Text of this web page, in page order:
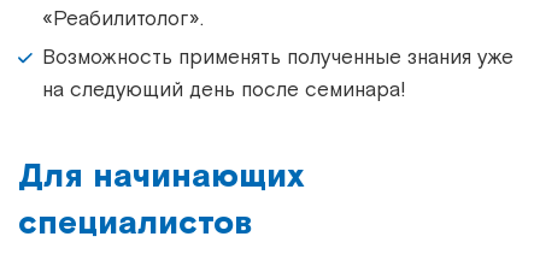
«Реабилитолог».
Возможность применять полученные знания уже
на следующий день после семинара!
Для начинающих
специалистов